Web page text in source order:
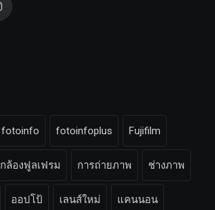
fotoinfo fotoinfoplus Fujifilm
กล้องฟูลเฟรม การถ่ายภาพ ช่างภาพ
ออปโป้ เลนส์ใหม่ แคนนอน